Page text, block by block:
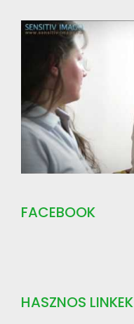
FACEBOOK
HASZNOS LINKEK